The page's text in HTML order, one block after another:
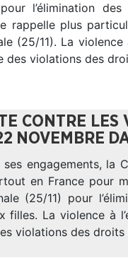
l’élimination
rappelle plus
(25/11). La violence
des violations des
CONTRE
NOVEMBRE
engagements, la
en France pour
(25/11) pour
filles. La violence à
violations des droits